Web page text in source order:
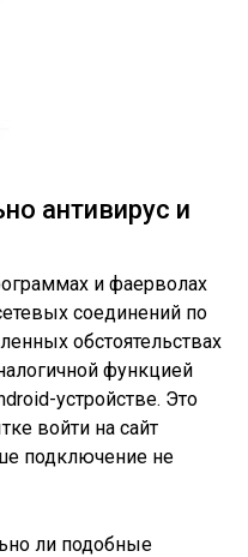
антивирус и
и фаерволах
соединений по
обстоятельствах
функцией
устройстве. Это
войти на сайт
подключение не
ли подобные